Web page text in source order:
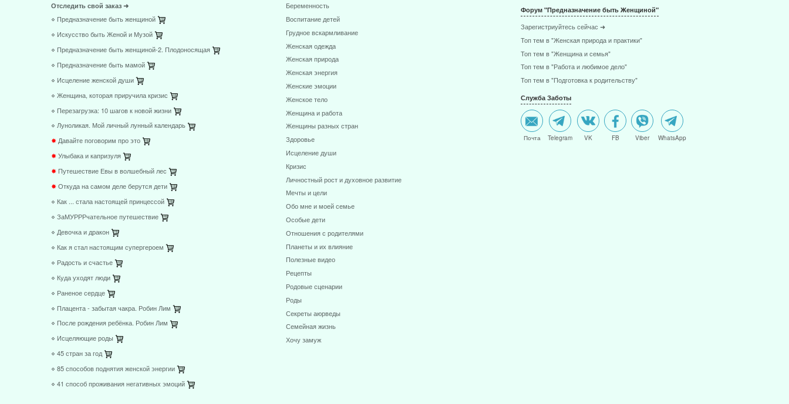
Отследить свой заказ ➜
⋄ Предназначение быть женщиной
⋄ Искусство быть Женой и Музой
⋄ Предназначение быть женщиной-2. Плодоносящая
⋄ Предназначение быть мамой
⋄ Исцеление женской души
⋄ Женщина, которая приручила кризис
⋄ Перезагрузка: 10 шагов к новой жизни
⋄ Луноликая. Мой личный лунный календарь
✸Давайте поговорим про это
✸Улыбака и капризуля
✸ Путешествие Евы в волшебный лес
✸Откуда на самом деле берутся дети
⋄ Как ... стала настоящей принцессой
⋄ ЗаМУРРРчательное путешествие
⋄ Девочка и дракон
⋄ Как я стал настоящим супергероем
⋄ Радость и счастье
⋄ Куда уходят люди
⋄ Раненое сердце
⋄ Плацента - забытая чакра. Робин Лим
⋄ После рождения ребёнка. Робин Лим
⋄ Исцеляющие роды
⋄ 45 стран за год
⋄ 85 способов поднятия женской энергии
⋄ 41 способ проживания негативных эмоций
Беременность
Воспитание детей
Грудное вскармливание
Женская одежда
Женская природа
Женская энергия
Женские эмоции
Женское тело
Женщина и работа
Женщины разных стран
Здоровье
Исцеление души
Кризис
Личностный рост и духовное развитие
Мечты и цели
Обо мне и моей семье
Особые дети
Отношения с родителями
Планеты и их влияние
Полезные видео
Рецепты
Родовые сценарии
Роды
Секреты аюрведы
Семейная жизнь
Хочу замуж
Форум "Предназначение быть Женщиной"
Зарегистриуйтесь сейчас ➜
Топ тем в "Женская природа и практики"
Топ тем в "Женщина и семья"
Топ тем в "Работа и любимое дело"
Топ тем в "Подготовка к родительству"
Служба Заботы
Почта Telegram VK FB Viber WhatsApp